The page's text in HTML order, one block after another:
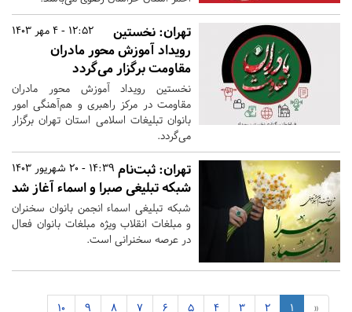
12:52 - 4 مهر 1403 تهران: نخستین
رویداد آموزش محور مادران
مقاومت برگزار می‌گردد
نخستین رویداد آموزش محور مادران
مقاومت در مرکز راهبری و هم‌آهنگی امور
بانوان تبلیغات اسلامی استان تهران برگزار
می‌گردد.
14:39 - 20 شهریور 1403 تهران: ثبت‌نام‌
شبکه‌ تبلیغی صبرا و اسماء آغاز شد
شبکه تبلیغی اسماء انجمن بانوان سخنران
و مبلغات انقلاب ویژه مبلغات بانوان فعال
در عرصه سخنرانی است.
«
1
2
3
4
5
6
7
8
9
10